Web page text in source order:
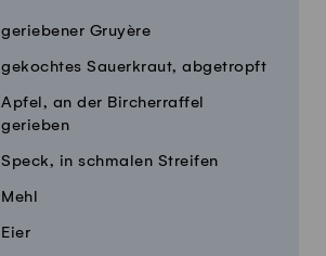
geriebener Gruyère
gekochtes Sauerkraut, abgetropft
Apfel, an der Bircherraffel
gerieben
Speck, in schmalen Streifen
Mehl
Eier